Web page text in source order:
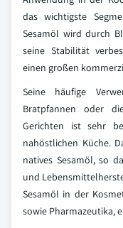
das wichtigste
Sesamöl wird durch
seine Stabilität
einen großen
Seine häufige
Bratpfannen oder
Gerichten ist sehr
nahöstlichen Küche.
natives Sesamöl, so
und
Sesamöl in der
sowie Pharmazeutika,